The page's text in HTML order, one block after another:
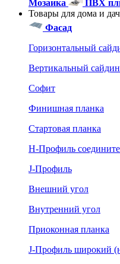
Мозаика
ПВХ
Товары для дома и
Фасад
Горизонтальный
Вертикальный
Софит
Финишная планка
Стартовая планка
Н-Профиль
J-Профиль
Внешний угол
Внутренний угол
Приоконная планка
J-Профиль широкий